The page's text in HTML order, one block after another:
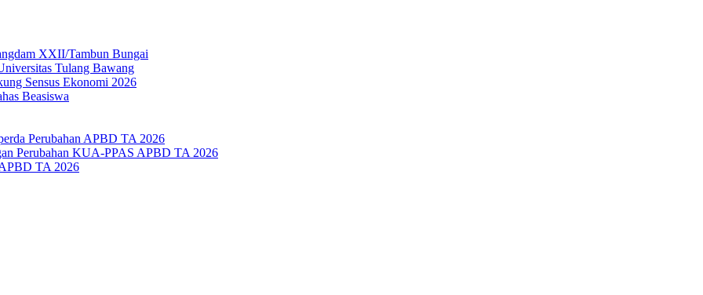
XXII/Tambun Bungai
Tulang Bawang
Sensus Ekonomi 2026
Beasiswa
Perubahan APBD TA 2026
Perubahan KUA-PPAS APBD TA 2026
TA 2026